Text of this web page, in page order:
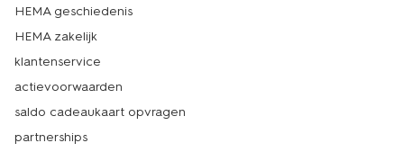
HEMA geschiedenis
HEMA zakelijk
klantenservice
actievoorwaarden
saldo cadeaukaart opvragen
partnerships